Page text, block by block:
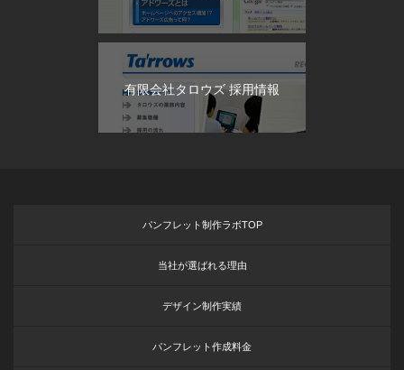
有限会社タロウズ 採用情報
パンフレット制作ラボTOP
当社が選ばれる理由
デザイン制作実績
パンフレット作成料金